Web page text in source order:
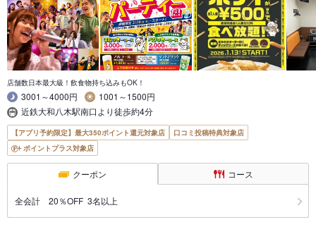
店舗数日本最大級！飲食物持ち込みもOK！
3001～4000円
1001～1500円
近鉄大和八木駅南口より徒歩約4分
【アプリ予約限定】最大350ポイント還元対象店
口コミ投稿特典対象店
ポイントプラス対象店
クーポン コース
全会計 20％OFF 3名以上